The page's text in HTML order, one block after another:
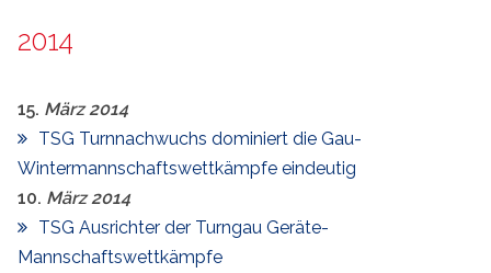
2014
15. März 2014
TSG Turnnachwuchs dominiert die Gau-
Wintermannschaftswettkämpfe eindeutig
10. März 2014
TSG Ausrichter der Turngau Geräte-
Mannschaftswettkämpfe